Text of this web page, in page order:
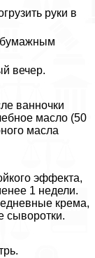
руки в
бумажным
вечер.
ванночки
масло (50
масла
эффекта,
1 недели.
крема,
сыворотки.